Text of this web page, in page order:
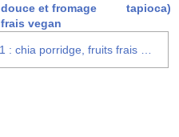
douce et fromage
frais vegan
tapioca)